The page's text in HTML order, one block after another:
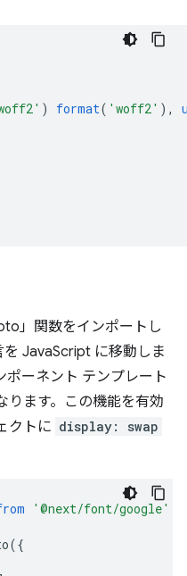
) format( 'woff2' ),
」関数をインポートし
JavaScript に移動しま
ポーネント テンプレート
ります。この機能を有効
クトに display: swap
'@next/font/google'
({